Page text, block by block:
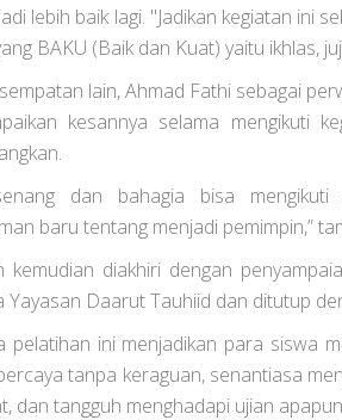
lebih baik lagi. "Jadikan kegiatan ini
BAKU (Baik dan Kuat) yaitu ikhlas,
lain, Ahmad Fathi sebagai
kesannya selama mengikuti
dan bahagia bisa
baru tentang menjadi pemimpin,”
kemudian diakhiri dengan
Yayasan Daarut Tauhiid dan ditutup
pelatihan ini menjadikan para siswa
tanpa keraguan, senantiasa
dan tangguh menghadapi ujian